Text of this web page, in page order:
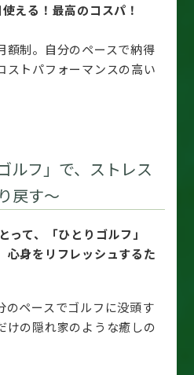
える！最高のコスパ！
額制。自分のペースで納得
ストパフォーマンスの高い
ルフ」で、ストレス
戻す～
て、「ひとりゴルフ」
心身をリフレッシュするた
のペースでゴルフに没頭す
けの隠れ家のような癒しの